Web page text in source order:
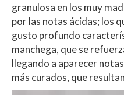
granulosa en los muy
por las notas ácidas; los
gusto profundo
manchega, que se
llegando a aparecer
más curados, que